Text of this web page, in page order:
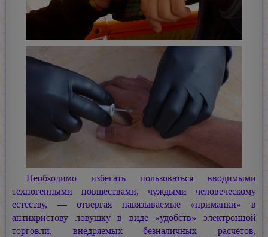
Необходимо избегать пользоваться вводимыми
техногенными новшествами, чуждыми человеческому
естеству, — отвергая навязываемые «приманки» в
антихристову ловушку в виде «удобств» электронной
торговли, внедряемых безналичных расчётов,